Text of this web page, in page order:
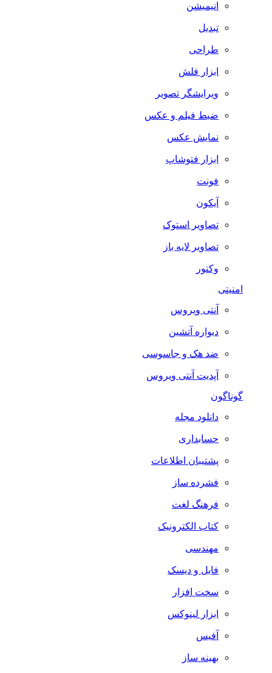
انیمیشن
تبدیل
طراحی
ابزار فلش
ویرایشگر تصویر
ضبط فيلم و عكس
نمایش عکس
ابزار فتوشاپ
فونت
آیکون
تصاویر استوک
تصاویر لایه باز
وکتور
امنیتی
آنتی ویروس
دیواره آتشین
ضد هک و جاسوسی
آپدیت آنتی ویروس
گوناگون
دانلود مجله
حسابداری
پشتیبان اطلاعات
فشرده ساز
فرهنگ لغت
کتاب الکترونیک
مهندسی
فایل و دیسک
سخت افزار
ابزار لینوکس
آفیس
بهینه ساز